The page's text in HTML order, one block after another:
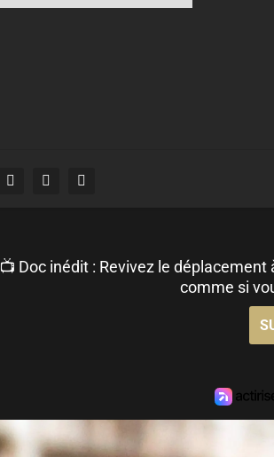
📺 Doc inédit : Revivez le déplacement
comme si